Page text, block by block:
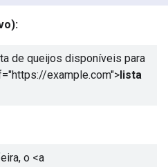
de queijos disponíveis para
example.com">lista
o <a